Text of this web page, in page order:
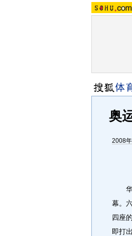
奥
2008
华
幕。
四座
即打